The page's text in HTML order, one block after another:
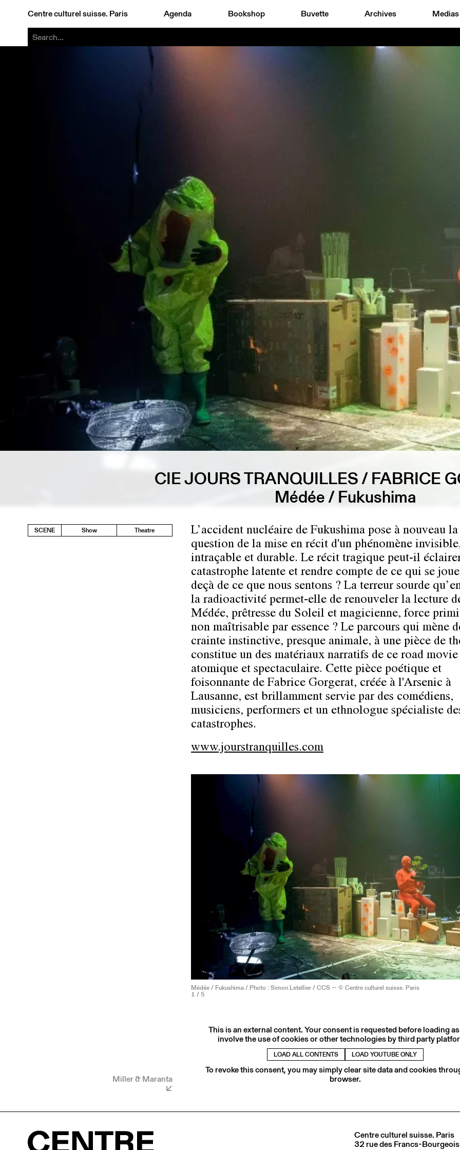
Centre culturel suisse. Paris Agenda Bookshop Buvette Archives Medias
CIE JOURS TRANQUILLES / FABRICE
Médée / Fukushima
SCENE Show Theatre
Miller & Maranta
L’accident nucléaire de Fukushima pose à nouveau la
question de la mise en récit d'un phénomène
intraçable et durable. Le récit tragique peut-il
catastrophe latente et rendre compte de ce qui se
deçà de ce que nous sentons ? La terreur sourde
la radioactivité permet-elle de renouveler la lecture
Médée, prêtresse du Soleil et magicienne, force
non maîtrisable par essence ? Le parcours qui mène
crainte instinctive, presque animale, à une pièce de
constitue un des matériaux narratifs de ce road movie
atomique et spectaculaire. Cette pièce poétique et
foisonnante de Fabrice Gorgerat, créée à l'Arsenic à
Lausanne, est brillamment servie par des comédiens,
musiciens, performers et un ethnologue spécialiste
catastrophes.
www.jourstranquilles.com
Médée / Fukushima / Photo : Simon Letellier / CCS — © Centre culturel suisse. Paris
1 / 5
This is an external content. Your consent is requested before loading
involve the use of cookies or other technologies by third party
LOAD ALL CONTENTS LOAD YOUTUBE ONLY
To revoke this consent, you may simply clear site data and cookies
browser.
Centre culturel suisse. Paris
32 rue des Francs-Bourgeois